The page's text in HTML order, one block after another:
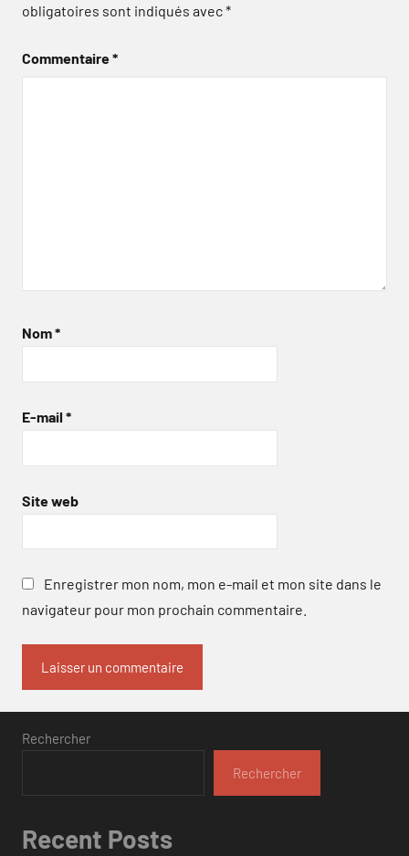
obligatoires sont indiqués avec*
Commentaire*
Nom*
E-mail *
Site web
Enregistrer mon nom, mon e-mail et mon site dans le
navigateur pour mon prochain commentaire.
Rechercher
Rechercher
Recent Posts